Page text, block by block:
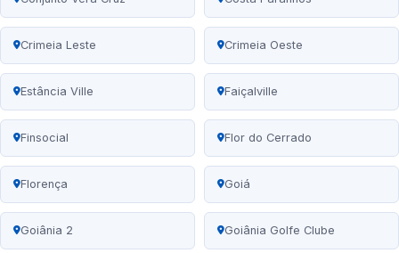
Crimeia Leste Crimeia Oeste
Estância Ville Faiçalville
Finsocial Flor do Cerrado
Florença Goiá
Goiânia 2 Goiânia Golfe Clube